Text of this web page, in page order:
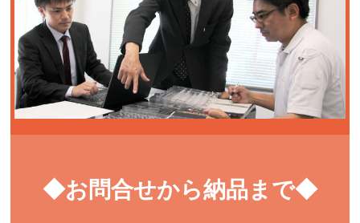
◆お問合せから納品まで◆